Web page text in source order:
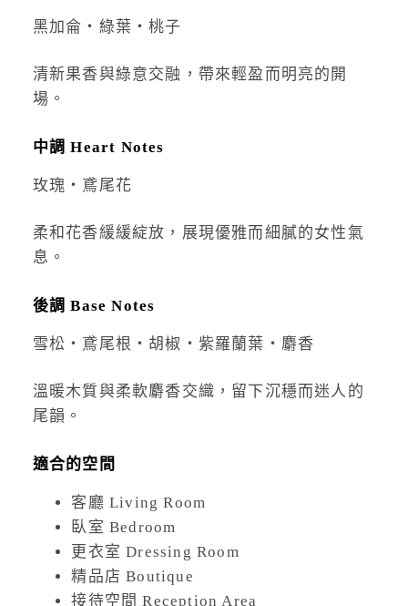
黑加侖・綠葉・桃子
清新果香與綠意交融，帶來輕盈而明亮的開
場。
中調 Heart Notes
玫瑰・鳶尾花
柔和花香緩緩綻放，展現優雅而細膩的女性氣
息。
後調 Base Notes
雪松・鳶尾根・胡椒・紫羅蘭葉・麝香
溫暖木質與柔軟麝香交織，留下沉穩而迷人的
尾韻。
適合的空間
客廳 Living Room
臥室 Bedroom
更衣室 Dressing Room
精品店 Boutique
接待空間 Reception Area